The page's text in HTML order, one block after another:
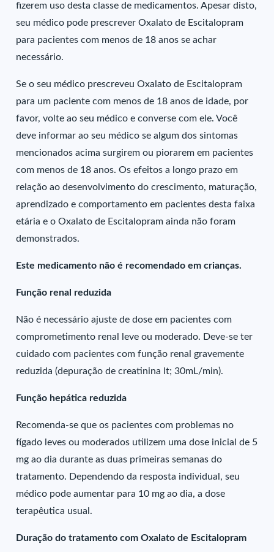
fizerem uso desta classe de medicamentos. Apesar disto,
seu médico pode prescrever Oxalato de Escitalopram
para pacientes com menos de 18 anos se achar
necessário.
Se o seu médico prescreveu Oxalato de Escitalopram
para um paciente com menos de 18 anos de idade, por
favor, volte ao seu médico e converse com ele. Você
deve informar ao seu médico se algum dos sintomas
mencionados acima surgirem ou piorarem em pacientes
com menos de 18 anos. Os efeitos a longo prazo em
relação ao desenvolvimento do crescimento, maturação,
aprendizado e comportamento em pacientes desta faixa
etária e o Oxalato de Escitalopram ainda não foram
demonstrados.
Este medicamento não é recomendado em crianças.
Função renal reduzida
Não é necessário ajuste de dose em pacientes com
comprometimento renal leve ou moderado. Deve-se ter
cuidado com pacientes com função renal gravemente
reduzida (depuração de creatinina lt; 30mL/min).
Função hepática reduzida
Recomenda-se que os pacientes com problemas no
fígado leves ou moderados utilizem uma dose inicial de 5
mg ao dia durante as duas primeiras semanas do
tratamento. Dependendo da resposta individual, seu
médico pode aumentar para 10 mg ao dia, a dose
terapêutica usual.
Duração do tratamento com Oxalato de Escitalopram